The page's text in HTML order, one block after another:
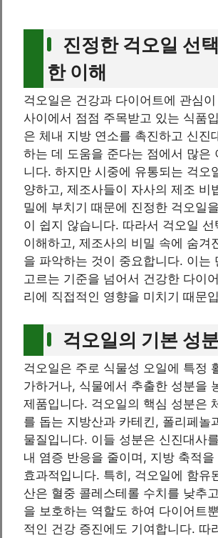
진정한 걱오일 선
한 이해
걱오일은 건강과 다이어트에 관심
사이에서 점점 주목받고 있는 식품
은 체내 지방 연소를 촉진하고 신진
하는 데 도움을 준다는 점에서 많은
니다. 하지만 시중에 유통되는 걱오
양하고, 제조사들이 자사의 제조 비
밀에 부치기 때문에 진정한 걱오일
이 쉽지 않습니다. 따라서 걱오일 선
이해하고, 제조사의 비밀 속에 숨겨
을 파악하는 것이 중요합니다. 이는
고르는 기준을 넘어서 건강한 다이
리에 직접적인 영향을 미치기 때문
걱오일의 기본 성
걱오일은 주로 식물성 오일에 특정
가하거나, 식물에서 추출한 성분을
제품입니다. 걱오일의 핵심 성분은
를 돕는 지방산과 카테킨, 폴리페놀
물질입니다. 이들 성분은 신진대사
내 염증 반응을 줄이며, 지방 축적을
효과적입니다. 특히, 걱오일에 함유
산은 혈중 콜레스테롤 수치를 낮추
을 보호하는 역할도 하여 다이어트
적인 건강 증진에도 기여합니다. 따